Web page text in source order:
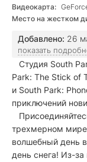
Видеокарта:
Место на жестком
Добавлено: 26
показать
Студия South
Park: The Stick of
и South Park:
приключений
трехмерном
волшебный день
день снега! Из-за